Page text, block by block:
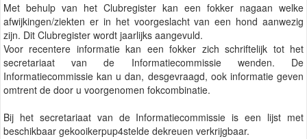
Met behulp van het Clubregister kan een fokker nagaan welke
afwijkingen/ziekten er in het voorgeslacht van een hond aanwezig
zijn. Dit Clubregister wordt jaarlijks aangevuld.
Voor recentere informatie kan een fokker zich schriftelijk tot het
secretariaat van de Informatiecommissie wenden. De
Informatiecommissie kan u dan, desgevraagd, ook informatie geven
omtrent de door u voorgenomen fokcombinatie.
Bij het secretariaat van de Informatiecommissie is een lijst met
beschikbaar gekooikerpup4stelde dekreuen verkrijgbaar.